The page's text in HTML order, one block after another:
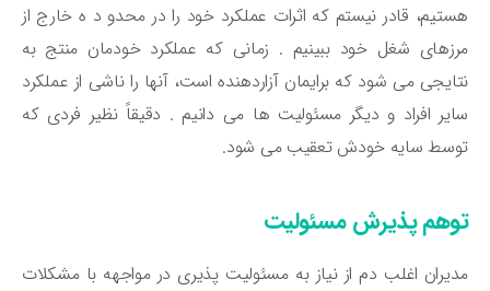
قادر نیستم که اثرات عملکرد خود را در محدو د ه خارج از
شغل خود ببینیم . زمانی که عملکرد خودمان منتج به
می شود که برایمان آزاردهنده است، آنها را ناشی از عملکرد
افراد و دیگر مسئولیت ها می دانیم . دقیقاً نظیر فردی که
سایه خودش تعقیب می شود.
پذیرش مسئولیت
اغلب دم از نیاز به مسئولیت پذیری در مواجهه با مشکلات